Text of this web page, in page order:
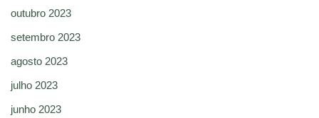
outubro 2023
setembro 2023
agosto 2023
julho 2023
junho 2023